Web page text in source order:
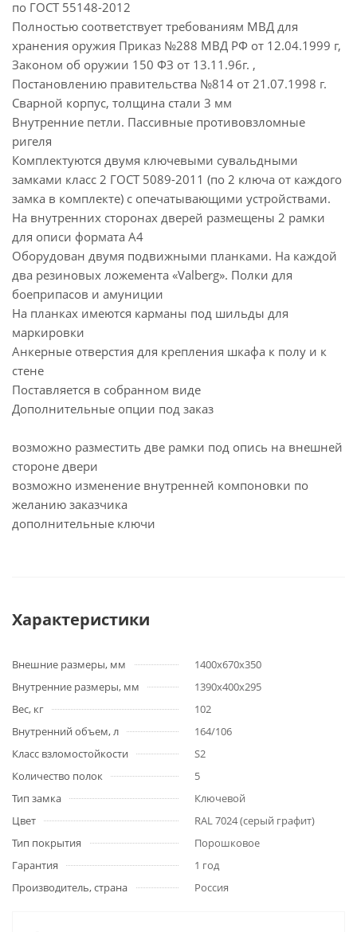
по ГОСТ 55148-2012
Полностью соответствует требованиям МВД для
хранения оружия Приказ №288 МВД РФ от 12.04.1999 г,
Законом об оружии 150 ФЗ от 13.11.96г. ,
Постановлению правительства №814 от 21.07.1998 г.
Сварной корпус, толщина стали 3 мм
Внутренние петли. Пассивные противовзломные
ригеля
Комплектуются двумя ключевыми сувальдными
замками класс 2 ГОСТ 5089-2011 (по 2 ключа от каждого
замка в комплекте) с опечатывающими устройствами.
На внутренних сторонах дверей размещены 2 рамки
для описи формата А4
Оборудован двумя подвижными планками. На каждой
два резиновых ложемента «Valberg». Полки для
боеприпасов и амуниции
На планках имеются карманы под шильды для
маркировки
Анкерные отверстия для крепления шкафа к полу и к
стене
Поставляется в собранном виде
Дополнительные опции под заказ
возможно разместить две рамки под опись на внешней
стороне двери
возможно изменение внутренней компоновки по
желанию заказчика
дополнительные ключи
Характеристики
Внешние размеры, мм
1400x670x350
Внутренние размеры, мм
1390x400x295
Вес, кг
102
Внутренний объем, л
164/106
Класс взломостойкости
S2
Количество полок
5
Тип замка
Ключевой
Цвет
RAL 7024 (серый графит)
Тип покрытия
Порошковое
Гарантия
1 год
Производитель, страна
Россия